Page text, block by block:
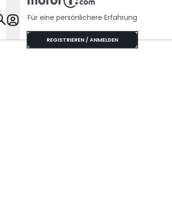
Specials
Für eine persönlichere Erfahrung
REGISTRIEREN / ANMELDEN